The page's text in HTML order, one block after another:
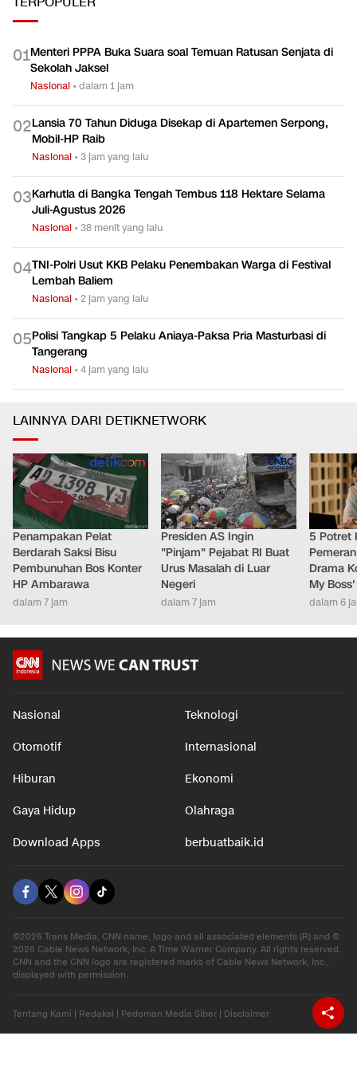
01Menteri PPPA Buka Suara soal Temuan Ratusan Senjata di
Sekolah Jaksel
Nasional •dalam 1 jam
02Lansia 70 Tahun Diduga Disekap di Apartemen Serpong,
Mobil-HP Raib
Nasional •3 jam yang lalu
03Karhutla di Bangka Tengah Tembus 118 Hektare Selama
Juli-Agustus 2026
Nasional •38 menit yang lalu
04TNI-Polri Usut KKB Pelaku Penembakan Warga di Festival
Lembah Baliem
Nasional •2 jam yang lalu
05Polisi Tangkap 5 Pelaku Aniaya-Paksa Pria Masturbasi di
Tangerang
Nasional •4 jam yang lalu
LAINNYA DARI DETIKNETWORK
Penampakan Pelat
Berdarah Saksi Bisu
Pembunuhan Bos Konter
HP Ambarawa
dalam 7 jam
Presiden AS Ingin
"Pinjam" Pejabat RI Buat
Urus Masalah di Luar
Negeri
dalam 7 jam
5 Potret
Drama
My Boss'
dalam 6
Nasional Teknologi
Otomotif Internasional
Hiburan Ekonomi
Gaya Hidup Olahraga
Download Apps berbuatbaik.id
©2026 Trans Media, CNN name, logo and all associated elements (R) and ©
2026 Cable News Network, Inc. A Time Warner Company. All rights reserved.
CNN and the CNN logo are registered marks of Cable News Network, Inc.,
displayed with permission.
Tentang Kami Redaksi Pedoman Media Siber Disclaimer